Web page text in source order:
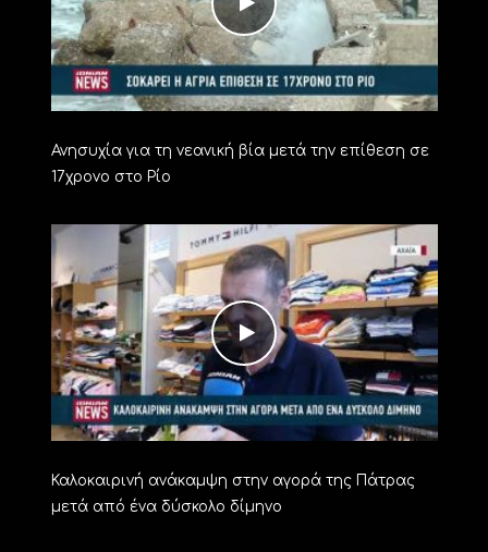
Ανησυχία για τη νεανική βία μετά την επίθεση σε
17χρονο στο Ρίο
Καλοκαιρινή ανάκαμψη στην αγορά της Πάτρας
μετά από ένα δύσκολο δίμηνο